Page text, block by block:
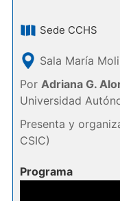
Sede CCHS
Sala María
Por Adriana G.
Universidad
Presenta y
CSIC)
Programa